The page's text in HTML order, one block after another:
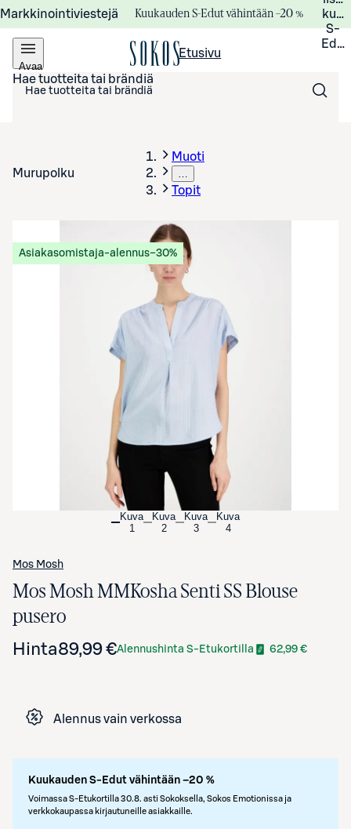
Markkinointiviestejä Kuukauden S-Edut vähintään –20 %
S-
Avaa
valikko
Etusivu
Hae tuotteita tai brändiä
Murupolku
Muoti
…
Topit
Avaa tuotekuva suurennettuna
Asiakasomistaja-alennus−30%
Kuva
1
Kuva
2
Kuva
3
Kuva
4
Mos Mosh
Mos Mosh MMKosha Senti SS Blouse
pusero
Hinta89,99 €Alennushinta S-Etukortilla 62,99 €
Alennus vain verkossa
Kuukauden S-Edut vähintään –20 %
Voimassa S-Etukortilla 30.8. asti Sokoksella, Sokos Emotionissa ja
verkkokaupassa kirjautuneille asiakkaille.